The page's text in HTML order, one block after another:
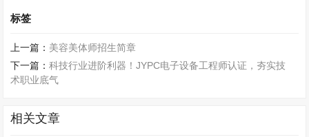
标签
上一篇： 美容美体师招生简章
下一篇：科技行业进阶利器！JYPC电子设备工程师认证，夯实技
术职业底气
相关文章